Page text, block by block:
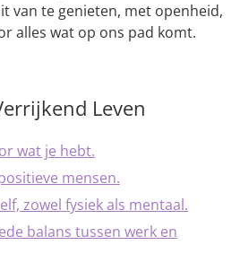
van te genieten, met openheid,
alles wat op ons pad komt.
Leven
wat je hebt.
mensen.
zowel fysiek als mentaal.
balans tussen werk en